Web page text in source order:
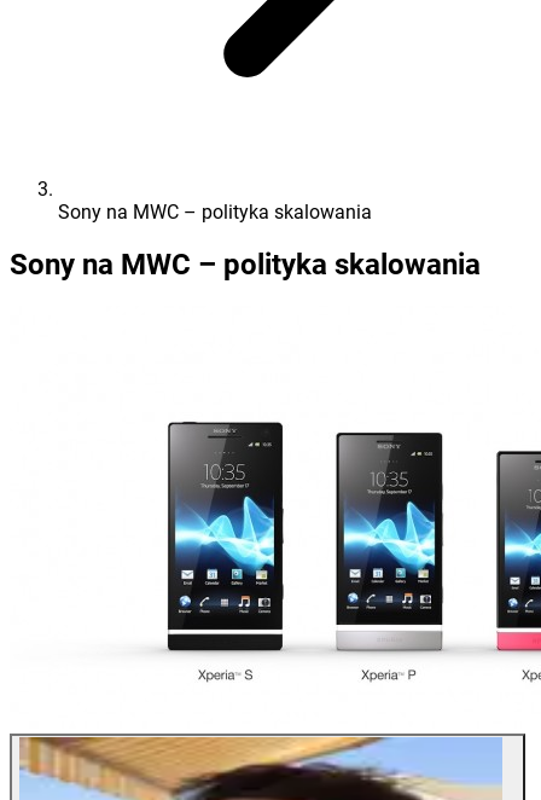
Sony na MWC – polityka skalowania
Sony na MWC – polityka skalowania